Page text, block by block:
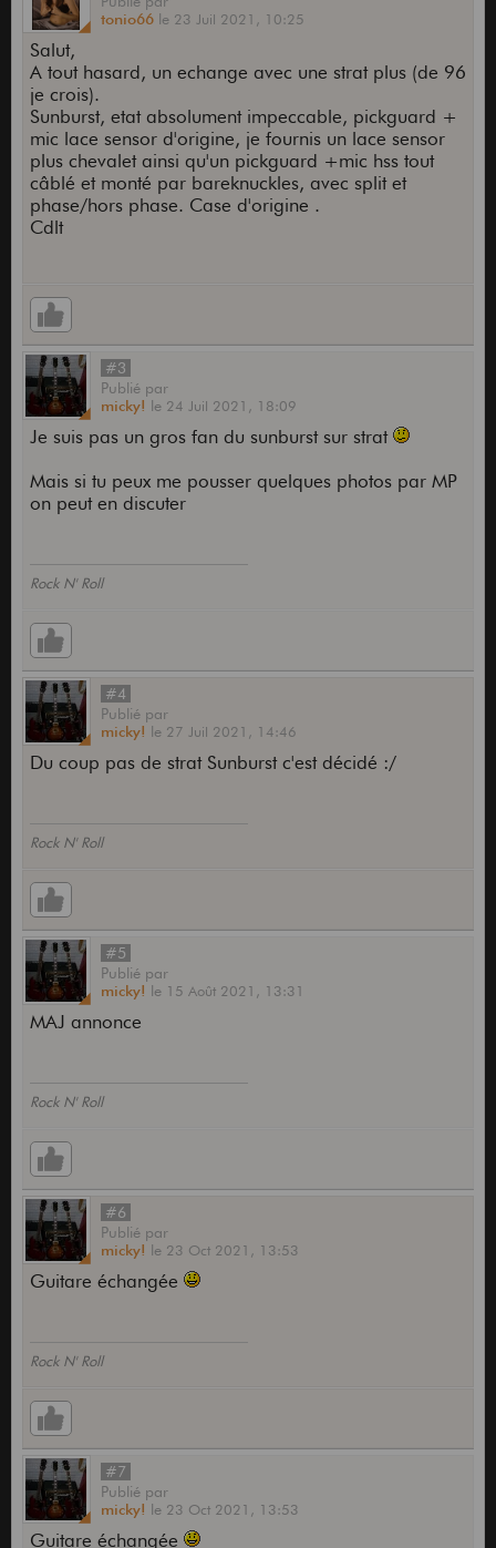
tonio66 le 23 Juil 2021, 10:25
Salut,
A tout hasard, un echange avec une strat plus (de 96
je crois).
Sunburst, etat absolument impeccable, pickguard +
mic lace sensor d'origine, je fournis un lace sensor
plus chevalet ainsi qu'un pickguard +mic hss tout
câblé et monté par bareknuckles, avec split et
phase/hors phase. Case d'origine .
Cdlt
#3
Publié par
micky! le 24 Juil 2021, 18:09
Je suis pas un gros fan du sunburst sur strat
Mais si tu peux me pousser quelques photos par MP
on peut en discuter
Rock N' Roll
#4
Publié par
micky! le 27 Juil 2021, 14:46
Du coup pas de strat Sunburst c'est décidé :/
Rock N' Roll
#5
Publié par
micky! le 15 Août 2021, 13:31
MAJ annonce
Rock N' Roll
#6
Publié par
micky! le 23 Oct 2021, 13:53
Guitare échangée
Rock N' Roll
#7
Publié par
micky! le 23 Oct 2021, 13:53
Guitare échangée